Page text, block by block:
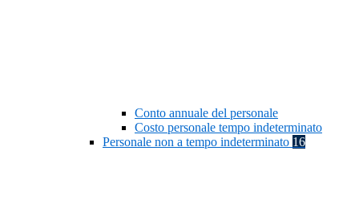
Conto annuale del personale
Costo personale tempo indeterminato
Personale non a tempo indeterminato 16